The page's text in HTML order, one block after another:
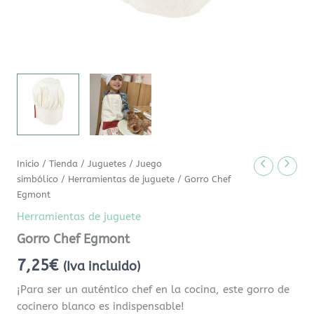
Inicio /Tienda /Juguetes /Juego
simbólico / Herramientas de juguete / Gorro Chef
Egmont
Herramientas de juguete
Gorro Chef Egmont
7,25€ (Iva incluido)
¡Para ser un auténtico chef en la cocina, este gorro de
cocinero blanco es indispensable!